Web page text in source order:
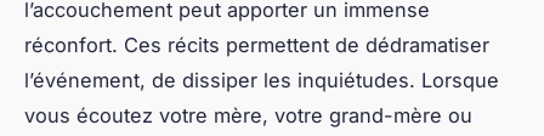
l’accouchement peut apporter un immense
réconfort. Ces récits permettent de dédramatiser
l’événement, de dissiper les inquiétudes. Lorsque
vous écoutez votre mère, votre grand-mère ou